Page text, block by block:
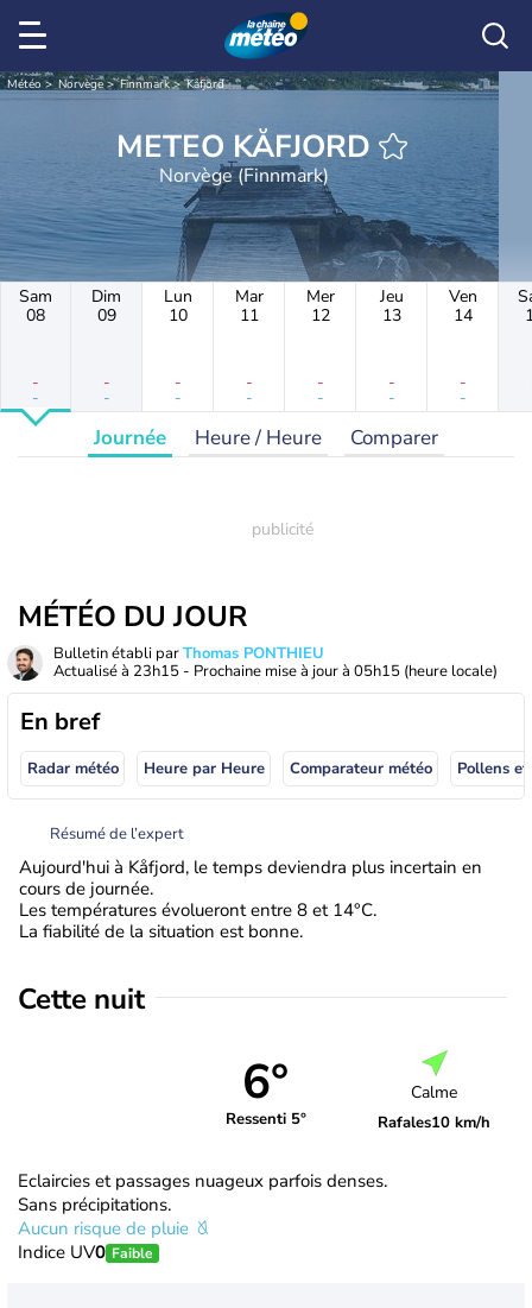
Météo Norvège Finnmark Kåfjord
METEO KÅFJORD
Norvège (Finnmark)
Sam
08
-
-
Dim
09
-
-
Lun
10
-
-
Mar
11
-
-
Mer
12
-
-
Jeu
13
-
-
Ven
14
-
-
Journée Heure / Heure Comparer
MÉTÉO DU JOUR
Bulletin établi parThomas PONTHIEU
Actualisé à 23h15 - Prochaine mise à jour à 05h15 (heure locale)
En bref
Radar météo Heure par Heure Comparateur météo Pollens
Résumé de l’expert
Aujourd'hui à Kåfjord, le temps deviendra plus incertain en
cours de journée.
Les températures évolueront entre 8 et 14°C.
La fiabilité de la situation est bonne.
Cette nuit
6°
Ressenti 5°
Calme
Rafales10 km/h
Eclaircies et passages nuageux parfois denses.
Sans précipitations.
Aucun risque de pluie
Indice UV0 Faible